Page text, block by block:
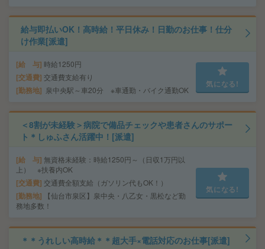
給与即払いOK！高時給！平日休み！日勤のお仕事！仕分
け作業[派遣]
給 与 時給1250円
交通費 交通費支給有り
勤務地 泉中央駅～車20分 ※車通勤・バイク通勤OK
気になる!
＜8割が未経験＞病院で備品チェックや患者さんのサポー
ト＊しゅふさん活躍中！[派遣]
給 与 無資格未経験：時給1250円～（日収1万円以
上） ※扶養内OK
交通費 交通費全額支給（ガソリン代もOK！）
勤務地
【仙台市泉区】泉中央・八乙女・黒松など勤
務地多数！
気になる!
＊＊うれしい高時給＊＊超大手×電話対応のお仕事[派遣]